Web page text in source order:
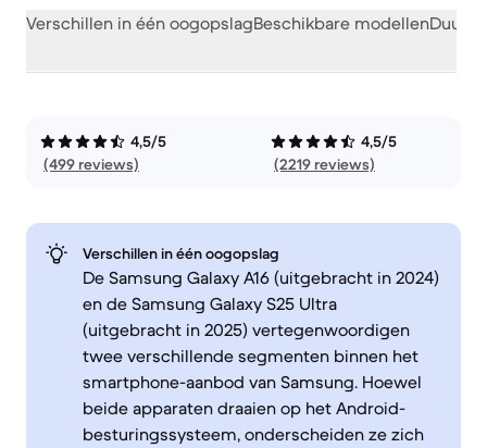
Verschillen in één oogopslagBeschikbare modellen
4,5/5
(499 reviews)
4,5/5
(2219 reviews)
Verschillen in één oogopslag
De Samsung Galaxy A16 (uitgebracht in 2024)
en de Samsung Galaxy S25 Ultra
(uitgebracht in 2025) vertegenwoordigen
twee verschillende segmenten binnen het
smartphone-aanbod van Samsung. Hoewel
beide apparaten draaien op het Android-
besturingssysteem, onderscheiden ze zich